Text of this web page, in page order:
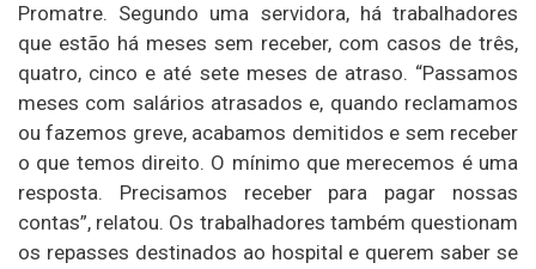
Promatre. Segundo uma servidora, há trabalhadores
que estão há meses sem receber, com casos de três,
quatro, cinco e até sete meses de atraso. “Passamos
meses com salários atrasados e, quando reclamamos
ou fazemos greve, acabamos demitidos e sem receber
o que temos direito. O mínimo que merecemos é uma
resposta. Precisamos receber para pagar nossas
contas”, relatou. Os trabalhadores também questionam
os repasses destinados ao hospital e querem saber se